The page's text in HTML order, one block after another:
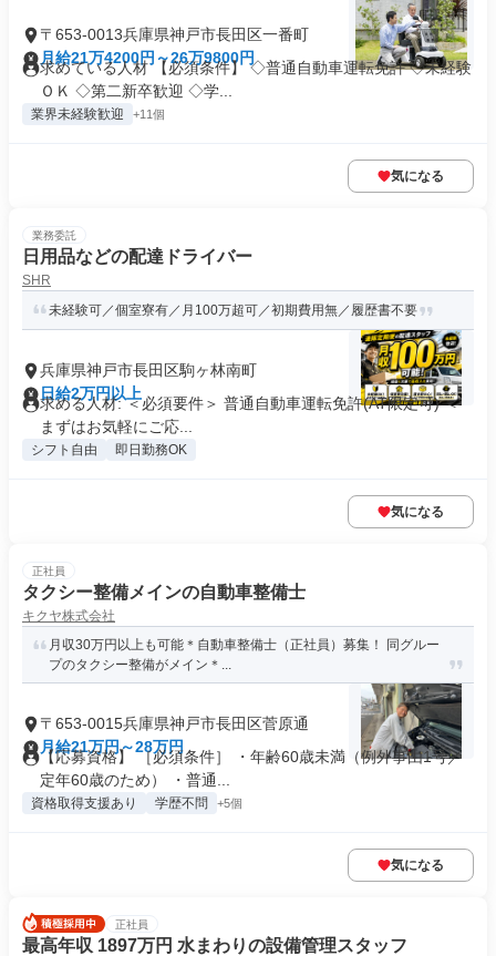
〒653-0013兵庫県神戸市長田区一番町
月給21万4200円～26万9800円
求めている人材 【必須条件】 ◇普通自動車運転免許 ◇未経験
ＯＫ ◇第二新卒歓迎 ◇学...
業界未経験歓迎 +11個
気になる
業務委託
日用品などの配達ドライバー
SHR
未経験可／個室寮有／月100万超可／初期費用無／履歴書不要
兵庫県神戸市長田区駒ヶ林南町
日給2万円以上
求める人材: ＜必須要件＞ 普通自動車運転免許(AT限定可) ＜
まずはお気軽にご応...
シフト自由 即日勤務OK
気になる
正社員
タクシー整備メインの自動車整備士
キクヤ株式会社
月収30万円以上も可能＊自動車整備士（正社員）募集！ 同グルー
プのタクシー整備がメイン＊...
〒653-0015兵庫県神戸市長田区菅原通
月給21万円～28万円
【応募資格】 ［必須条件］ ・年齢60歳未満（例外事由1号／
定年60歳のため） ・普通...
資格取得支援あり 学歴不問 +5個
気になる
正社員
最高年収 1897万円 水まわりの設備管理スタッフ